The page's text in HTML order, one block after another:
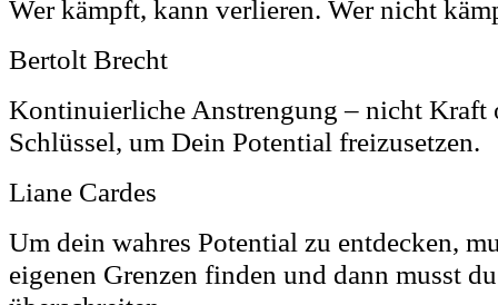
Wer kämpft, kann verlieren. Wer nicht
Bertolt Brecht
Kontinuierliche Anstrengung – nicht Kraft
Schlüssel, um Dein Potential freizusetzen.
Liane Cardes
Um dein wahres Potential zu entdecken,
eigenen Grenzen finden und dann musst